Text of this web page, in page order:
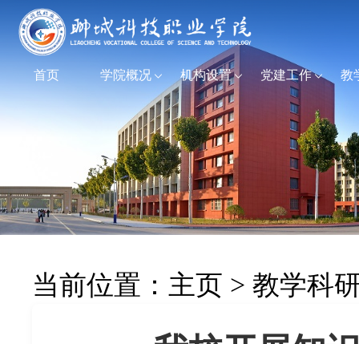
首页 学院概况 机构设置 党建工作 教
当前位置： 主页 > 教学科